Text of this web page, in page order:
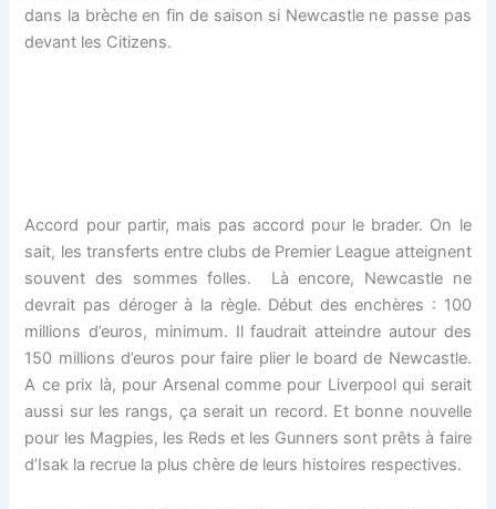
dans la brèche en fin de saison si Newcastle ne passe pas
devant les Citizens.
Accord pour partir, mais pas accord pour le brader. On le
sait, les transferts entre clubs de Premier League atteignent
souvent des sommes folles. Là encore, Newcastle ne
devrait pas déroger à la règle. Début des enchères : 100
millions d’euros, minimum. Il faudrait atteindre autour des
150 millions d’euros pour faire plier le board de Newcastle.
A ce prix là, pour Arsenal comme pour Liverpool qui serait
aussi sur les rangs, ça serait un record. Et bonne nouvelle
pour les Magpies, les Reds et les Gunners sont prêts à faire
d’Isak la recrue la plus chère de leurs histoires respectives.